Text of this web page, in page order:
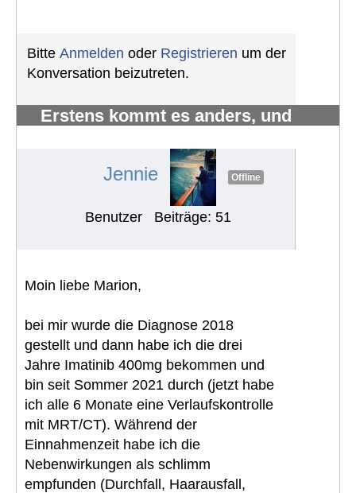
Bitte Anmelden oder Registrieren um der
Konversation beizutreten.
Erstens kommt es anders, und
Jennie Offline
Benutzer Beiträge: 51
Moin liebe Marion,
bei mir wurde die Diagnose 2018
gestellt und dann habe ich die drei
Jahre Imatinib 400mg bekommen und
bin seit Sommer 2021 durch (jetzt habe
ich alle 6 Monate eine Verlaufskontrolle
mit MRT/CT). Während der
Einnahmenzeit habe ich die
Nebenwirkungen als schlimm
empfunden (Durchfall, Haarausfall,